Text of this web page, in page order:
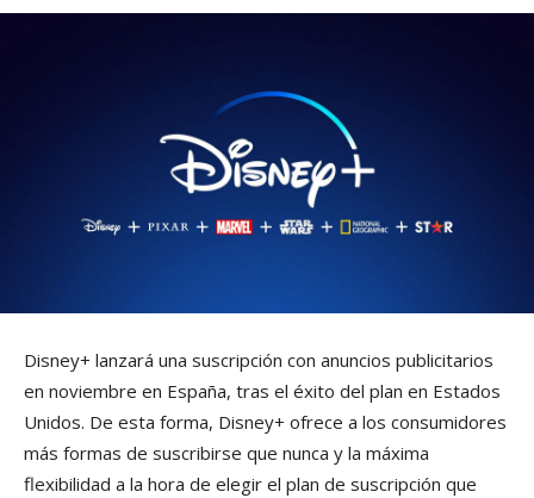
Disney+ lanzará una suscripción con anuncios publicitarios
en noviembre en España, tras el éxito del plan en Estados
Unidos. De esta forma, Disney+ ofrece a los consumidores
más formas de suscribirse que nunca y la máxima
flexibilidad a la hora de elegir el plan de suscripción que